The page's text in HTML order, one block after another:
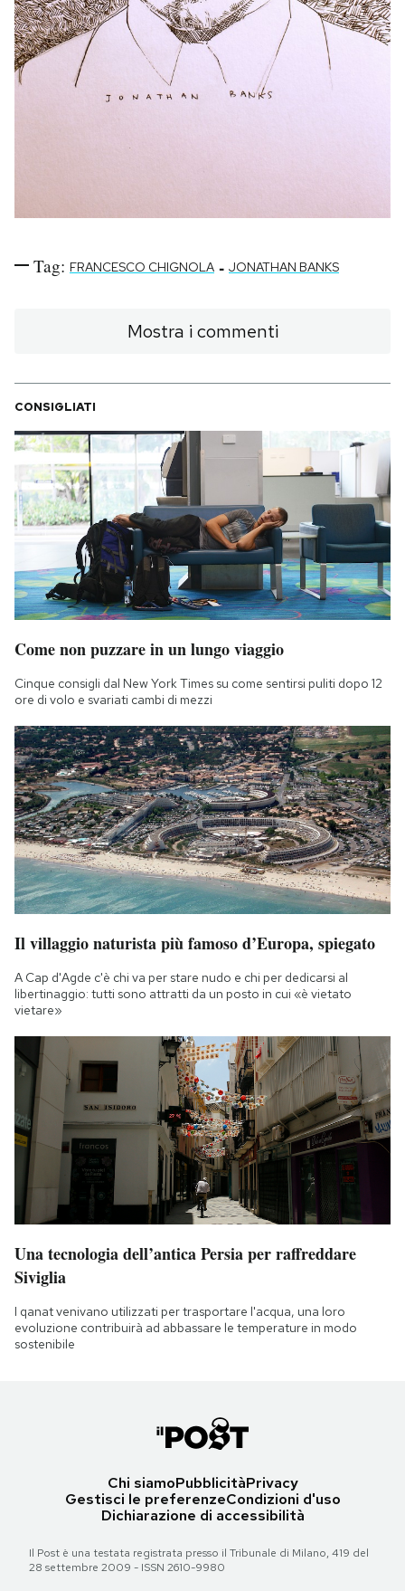
Tag: FRANCESCO CHIGNOLA - JONATHAN BANKS
Mostra i commenti
CONSIGLIATI
Come non puzzare in un lungo viaggio
Cinque consigli dal New York Times su come sentirsi puliti dopo 12
ore di volo e svariati cambi di mezzi
Il villaggio naturista più famoso d’Europa, spiegato
A Cap d'Agde c'è chi va per stare nudo e chi per dedicarsi al
libertinaggio: tutti sono attratti da un posto in cui «è vietato
vietare»
Una tecnologia dell’antica Persia per raffreddare
Siviglia
I qanat venivano utilizzati per trasportare l'acqua, una loro
evoluzione contribuirà ad abbassare le temperature in modo
sostenibile
Chi siamoPubblicitàPrivacy
Gestisci le preferenzeCondizioni d'uso
Dichiarazione di accessibilità
Il Post è una testata registrata presso il Tribunale di Milano, 419 del
28 settembre 2009 - ISSN 2610-9980